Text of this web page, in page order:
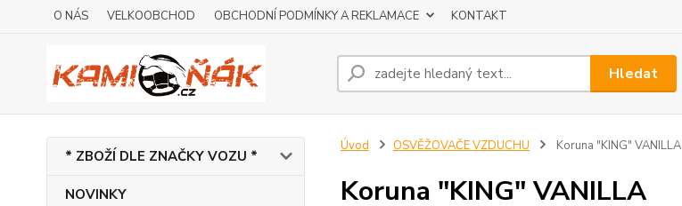
O NÁS VELKOOBCHOD OBCHODNÍ PODMÍNKY A REKLAMACE KONTAKT
Hledat
* ZBOŽÍ DLE ZNAČKY VOZU *
NOVINKY
Úvod OSVĚŽOVAČE VZDUCHU Koruna "KING" VANILLA
Koruna "KING" VANILLA